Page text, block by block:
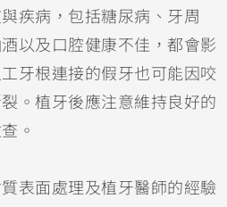
疾病，包括糖尿病、牙周
以及口腔健康不佳，都會影
牙根連接的假牙也可能因咬
。植牙後應注意維持良好的
。
表面處理及植牙醫師的經驗